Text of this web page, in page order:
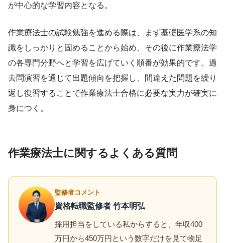
が中心的な学習内容となる。
作業療法士の試験勉強を進める際は、まず基礎医学系の知
識をしっかりと固めることから始め、その後に作業療法学
の各専門分野へと学習を広げていく順番が効果的です。過
去問演習を通じて出題傾向を把握し、間違えた問題を繰り
返し復習することで作業療法士合格に必要な実力が確実に
身につく。
作業療法士に関するよくある質問
監修者コメント
資格転職監修者 竹本明弘
採用担当をしている私からすると、年収400
万円から450万円という数字だけを見て物足